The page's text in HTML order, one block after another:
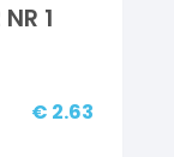
1
€ 2.63